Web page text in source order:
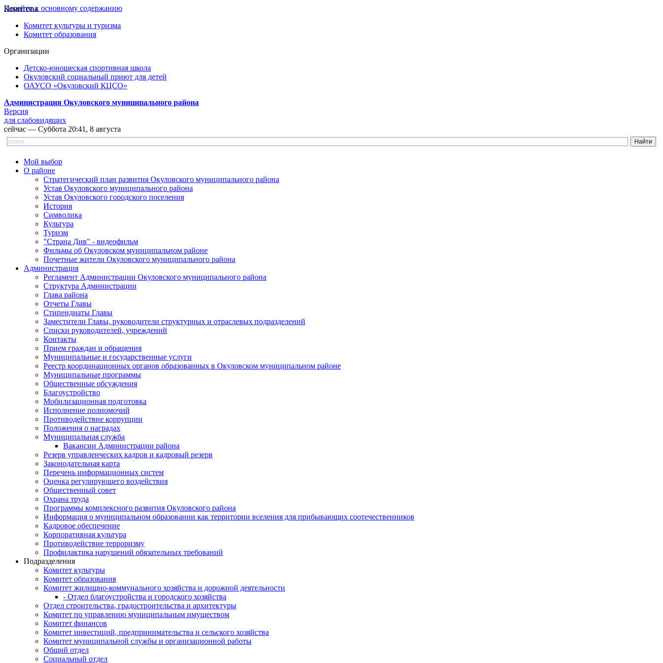
Перейти к основному содержанию
Комитеты
Комитет культуры и туризма
Комитет образования
Организации
Детско-юношеская спортивная школа
Окуловский социальный приют для детей
ОАУСО «Окуловский КЦСО»
Администрация Окуловского муниципального района
Версия
для слабовидящих
сейчас — Суббота 20:41, 8 августа
Мой выбор
О районе
Стратегический план развития Окуловского муниципального района
Устав Окуловского муниципального района
Устав Окуловского городского поселения
История
Символика
Культура
Туризм
"Страна Див" - видеофильм
Фильмы об Окуловском муниципальном районе
Почетные жители Окуловского муниципального района
Администрация
Регламент Администрации Окуловского муниципального района
Структура Администрации
Глава района
Отчеты Главы
Стипендиаты Главы
Заместители Главы, руководители структурных и отраслевых подразделений
Списки руководителей, учреждений
Контакты
Прием граждан и обращения
Муниципальные и государственные услуги
Реестр координационных органов образованных в Окуловском муниципальном районе
Муниципальные программы
Общественные обсуждения
Благоустройство
Мобилизационная подготовка
Исполнение полномочий
Противодействие коррупции
Положения о наградах
Муниципальная служба
Вакансии Администрации района
Резерв управленческих кадров и кадровый резерв
Законодательная карта
Перечень информационных систем
Оценка регулирующего воздействия
Общественный совет
Охрана труда
Программы комплексного развития Окуловского района
Информация о муниципальном образовании как территории вселения для прибывающих соотечественников
Кадровое обеспечение
Корпоративная культура
Противодействие терроризму
Профилактика нарушений обязательных требований
Подразделения
Комитет культуры
Комитет образования
Комитет жилищно-коммунального хозяйства и дорожной деятельности
- Отдел благоустройства и городского хозяйства
Отдел строительства, градостроительства и архитектуры
Комитет по управлению муниципальным имуществом
Комитет финансов
Комитет инвестиций, предпринимательства и сельского хозяйства
Комитет муниципальной службы и организационной работы
Общий отдел
Социальный отдел